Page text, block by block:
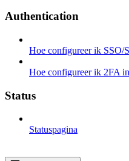
Authentication
Hoe configureer ik SSO/
Hoe configureer ik 2FA
Status
Statuspagina